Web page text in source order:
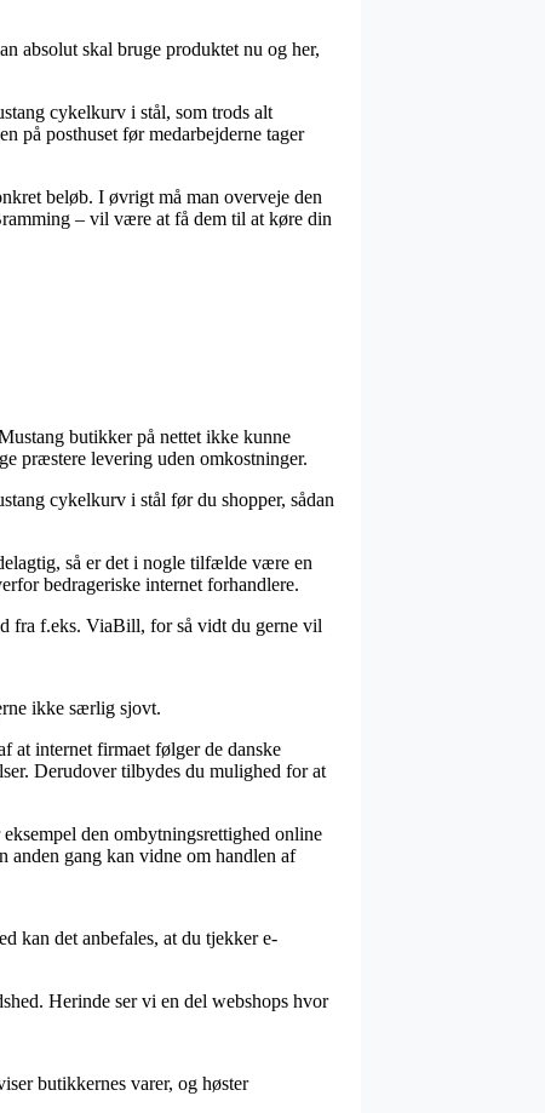
absolut skal bruge produktet nu og her,
cykelkurv i stål, som trods alt
på posthuset før medarbejderne tager
beløb. I øvrigt må man overveje den
– vil være at få dem til at køre din
butikker på nettet ikke kunne
præstere levering uden omkostninger.
cykelkurv i stål før du shopper, sådan
så er det i nogle tilfælde være en
bedrageriske internet forhandlere.
fra f.eks. ViaBill, for så vidt du gerne vil
ikke særlig sjovt.
at internet firmaet følger de danske
Derudover tilbydes du mulighed for at
den ombytningsrettighed online
anden gang kan vidne om handlen af
kan det anbefales, at du tjekker e-
Herinde ser vi en del webshops hvor
butikkernes varer, og høster